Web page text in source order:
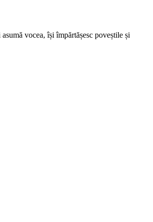
vocea, își împărtășesc poveștile și